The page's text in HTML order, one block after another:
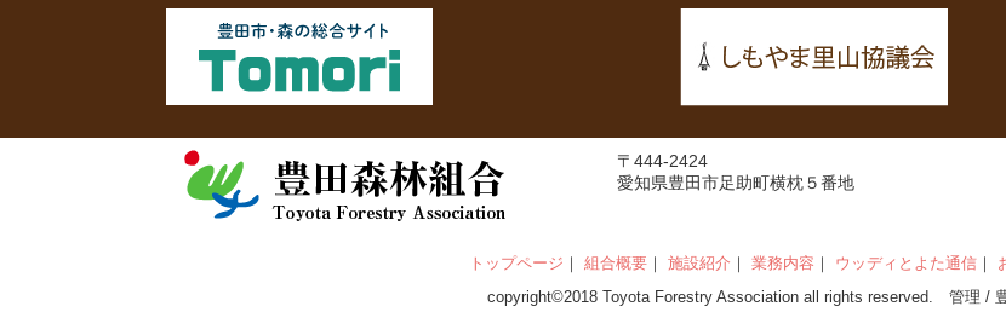
〒444-2424
愛知県豊田市足助町横枕５番地
トップページ ｜ 組合概要 ｜ 施設紹介 ｜ 業務内容 ｜ ウッディとよた通信 ｜
copyright©2018 Toyota Forestry Association all rights reserved. 管理 /